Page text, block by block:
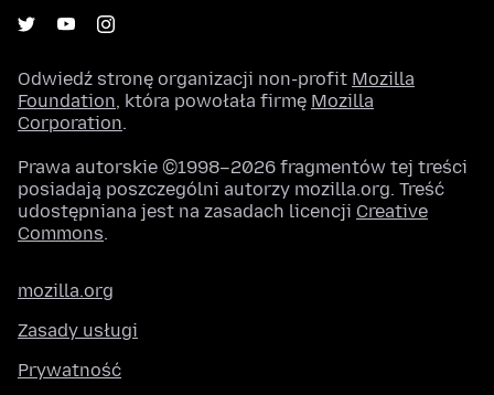
Odwiedź stronę organizacji non-profit Mozilla
Foundation, która powołała firmę Mozilla
Corporation.
Prawa autorskie ©1998–2026 fragmentów tej treści
posiadają poszczególni autorzy mozilla.org. Treść
udostępniana jest na zasadach licencji Creative
Commons.
mozilla.org
Zasady usługi
Prywatność